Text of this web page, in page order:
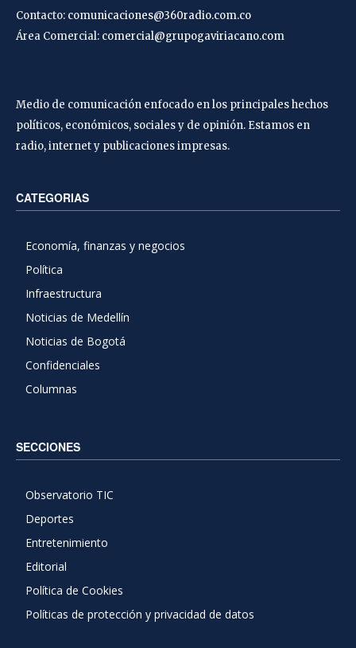
Contacto: comunicaciones@360radio.com.co
Área Comercial: comercial@grupogaviriacano.com
Medio de comunicación enfocado en los principales hechos
políticos, económicos, sociales y de opinión. Estamos en
radio, internet y publicaciones impresas.
CATEGORIAS
Economía, finanzas y negocios
Política
Infraestructura
Noticias de Medellín
Noticias de Bogotá
Confidenciales
Columnas
SECCIONES
Observatorio TIC
Deportes
Entretenimiento
Editorial
Política de Cookies
Políticas de protección y privacidad de datos